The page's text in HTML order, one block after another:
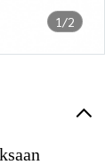
1/2